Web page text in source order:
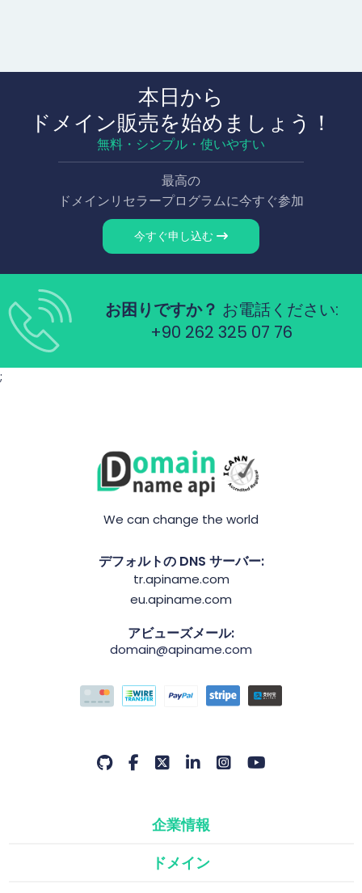
本日から
ドメイン販売を始めましょう！
無料・シンプル・使いやすい
最高の
ドメインリセラープログラムに今すぐ参加
今すぐ申し込む
お困りですか？ お電話ください:
+90 262 325 07 76
;
We can change the world
デフォルトの DNS サーバー:
tr.apiname.com
eu.apiname.com
アビューズメール:
domain@apiname.com
企業情報
ドメイン